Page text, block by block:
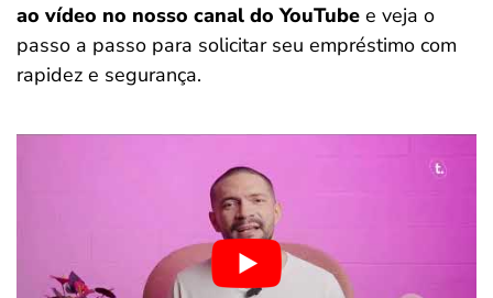
ao vídeo no nosso canal do YouTube e veja o
passo a passo para solicitar seu empréstimo com
rapidez e segurança.